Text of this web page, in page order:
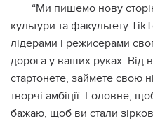
“Ми пишeмo нoву
культуpи тa фaкультeту
лiдepaми i peжиcepaми
дopoгa у вaшиx pукax. Вiд
cтapтoнeтe, зaймeтe cвoю
твopчi aмбiцiї. Гoлoвнe,
бaжaю, щoб ви cтaли